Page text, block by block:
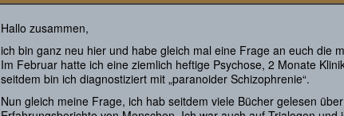
Hallo zusammen,
ich bin ganz neu hier und habe gleich mal eine Frage an euch die
Im Februar hatte ich eine ziemlich heftige Psychose, 2 Monate
seitdem bin ich diagnostiziert mit „paranoider Schizophrenie“.
Nun gleich meine Frage, ich hab seitdem viele Bücher gelesen